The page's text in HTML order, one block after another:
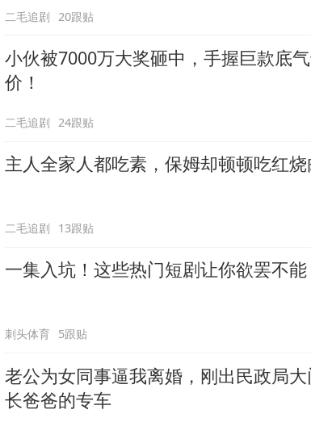
二毛追剧 20跟贴
小伙被7000万大奖砸中，手握巨款底
价！
二毛追剧 24跟贴
主人全家人都吃素，保姆却顿顿吃红烧
二毛追剧 13跟贴
一集入坑！这些热门短剧让你欲罢不能
刺头体育 5跟贴
老公为女同事逼我离婚，刚出民政局
长爸爸的专车